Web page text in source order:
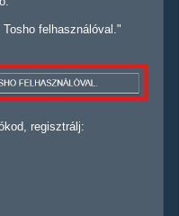
felhasználóval."
regisztrálj: